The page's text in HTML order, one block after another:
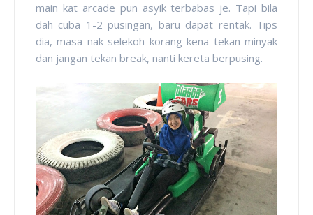
main kat arcade pun asyik terbabas je. Tapi bila
dah cuba 1-2 pusingan, baru dapat rentak. Tips
dia, masa nak selekoh korang kena tekan minyak
dan jangan tekan break, nanti kereta berpusing.